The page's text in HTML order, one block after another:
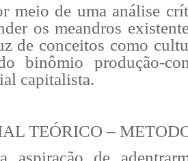
meio de uma análise
os meandros
de conceitos como
binômio produção-
capitalista.
TEÓRICO –
aspiração de